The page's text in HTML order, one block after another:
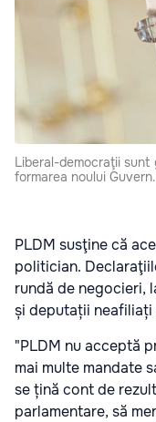
Liberal-democraţii
formarea noului
PLDM susţine că
politician.
rundă de negocieri,
și deputații neafiliați
"PLDM nu acceptă
mai multe mandate
se țină cont de
parlamentare, să